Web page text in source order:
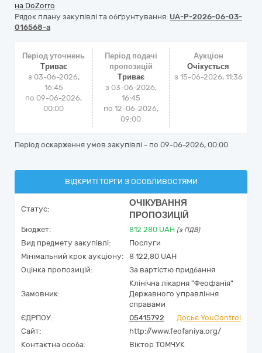
на DoZorro
Рядок плану закупівлі та обґрунтування: UA-P-2026-06-03-
016568-a
Період уточнень
Триває
з 03-06-2026,
16:45
по 09-06-2026,
00:00
Період подачі
пропозицій
Триває
з 03-06-2026,
16:45
по 12-06-2026,
09:00
Аукціон
Очікується
з 15-06-2026, 11:36
Період оскарження умов закупівлі - по 09-06-2026, 00:00
ВІДКРИТІ ТОРГИ З ОСОБЛИВОСТЯМИ
Статус:
ОЧІКУВАННЯ
ПРОПОЗИЦІЙ
Бюджет: 812 280 UAH (з ПДВ)
Вид предмету закупівлі:
Послуги
Мінімальний крок аукціону:
8 122,80 UAH
Оцінка пропозицій:
За вартістю придбання
Замовник:
Клінічна лікарня "Феофанія"
Державного управління
справами
ЄДРПОУ:
05415792
Досьє YouControl
Сайт:
http://www.feofaniya.org/
Контактна особа:
Віктор ТОМЧУК